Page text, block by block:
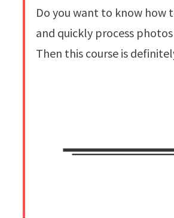
Do you want to know how
and quickly process
Then this course is